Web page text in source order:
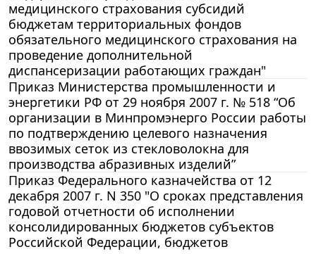
медицинского страхования субсидий
бюджетам территориальных фондов
обязательного медицинского страхования на
проведение дополнительной
диспансеризации работающих граждан"
Приказ Министерства промышленности и
энергетики РФ от 29 ноября 2007 г. № 518 “Об
организации в Минпромэнерго России работы
по подтверждению целевого назначения
ввозимых сеток из стекловолокна для
производства абразивных изделий”
Приказ Федерального казначейства от 12
декабря 2007 г. N 350 "О сроках представления
годовой отчетности об исполнении
консолидированных бюджетов субъектов
Российской Федерации, бюджетов